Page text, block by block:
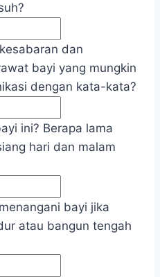
dan
bayi yang mungkin
dengan kata-kata?
ini? Berapa lama
hari dan malam
bayi jika
atau bangun tengah